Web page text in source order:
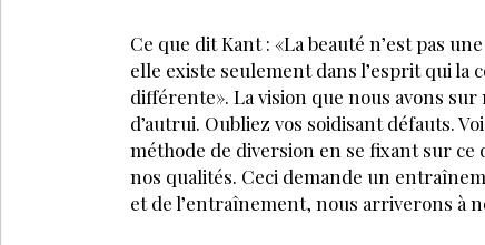
Ce que dit Kant : «La beauté n’est pas
elle existe seulement dans l’esprit qui la
différente». La vision que nous avons
d’autrui. Oubliez vos soidisant défauts.
méthode de diversion en se fixant sur ce
nos qualités. Ceci demande un
et de l’entraînement, nous arriverons à